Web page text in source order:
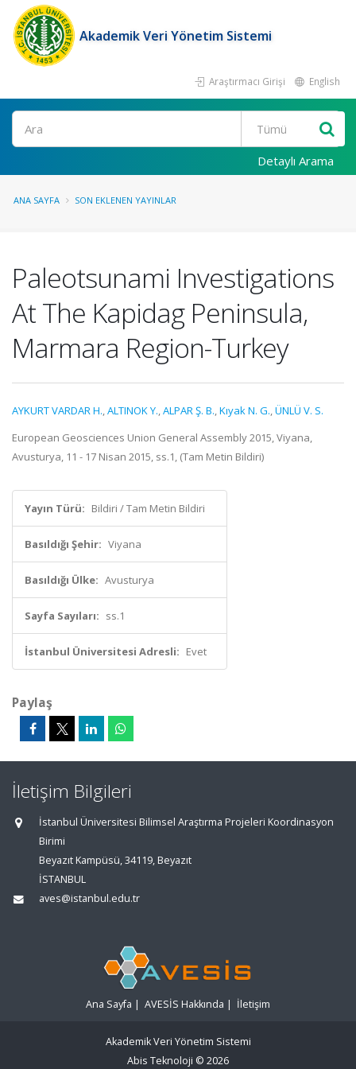
Akademik Veri Yönetim Sistemi
Araştırmacı Girişi English
Ara
Detaylı Arama
ANA SAYFA SON EKLENEN YAYINLAR
Paleotsunami Investigations
At The Kapidag Peninsula,
Marmara Region-Turkey
AYKURT VARDAR H.,ALTINOK Y.,ALPAR Ş. B.,Kıyak N. G.,ÜNLÜ V. S.
European Geosciences Union General Assembly 2015, Viyana,
Avusturya, 11 - 17 Nisan 2015, ss.1, (Tam Metin Bildiri)
Yayın Türü: Bildiri / Tam Metin Bildiri
Basıldığı Şehir: Viyana
Basıldığı Ülke: Avusturya
Sayfa Sayıları: ss.1
İstanbul Üniversitesi Adresli: Evet
Paylaş
İletişim Bilgileri
İstanbul Üniversitesi Bilimsel Araştırma Projeleri Koordinasyon
Birimi
Beyazıt Kampüsü, 34119, Beyazıt
İSTANBUL
aves@istanbul.edu.tr
Ana Sayfa | AVESİS Hakkında | İletişim
Akademik Veri Yönetim Sistemi
Abis Teknoloji © 2026